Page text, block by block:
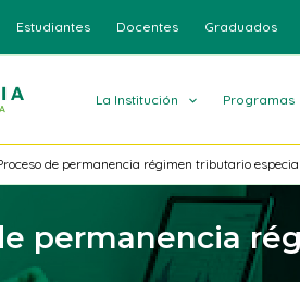
Estudiantes Docentes Graduados
La Institución Programas
de permanencia régimen tributario especial
permanencia